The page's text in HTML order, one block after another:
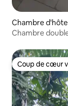
Chambre
Chambre
Coup de cœur
Coup de cœur